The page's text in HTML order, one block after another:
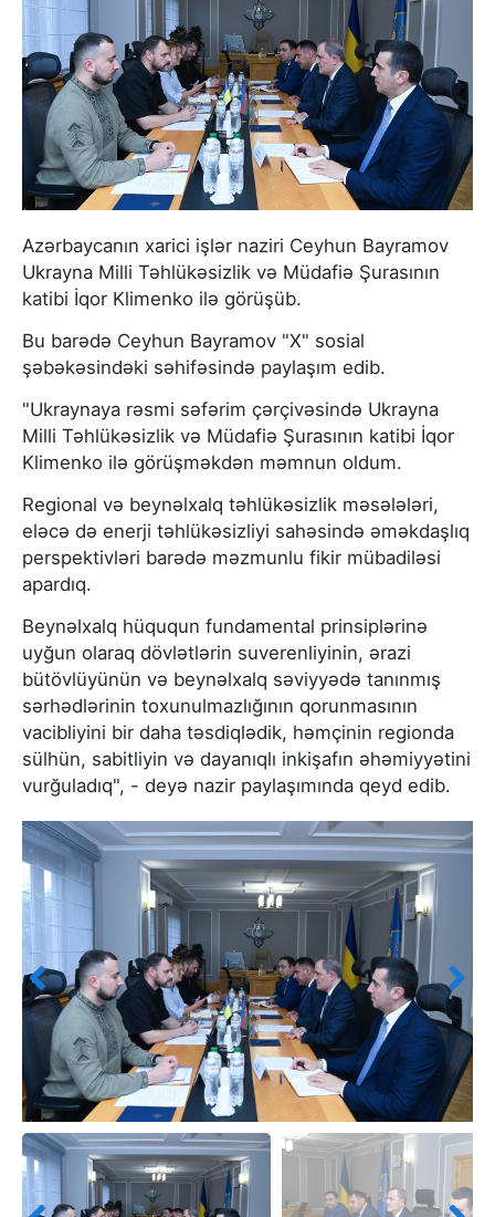
Azərbaycanın xarici işlər naziri Ceyhun Bayramov
Ukrayna Milli Təhlükəsizlik və Müdafiə Şurasının
katibi İqor Klimenko ilə görüşüb.
Bu barədə Ceyhun Bayramov "X" sosial
şəbəkəsindəki səhifəsində paylaşım edib.
"Ukraynaya rəsmi səfərim çərçivəsində Ukrayna
Milli Təhlükəsizlik və Müdafiə Şurasının katibi İqor
Klimenko ilə görüşməkdən məmnun oldum.
Regional və beynəlxalq təhlükəsizlik məsələləri,
eləcə də enerji təhlükəsizliyi sahəsində əməkdaşlıq
perspektivləri barədə məzmunlu fikir mübadiləsi
apardıq.
Beynəlxalq hüququn fundamental prinsiplərinə
uyğun olaraq dövlətlərin suverenliyinin, ərazi
bütövlüyünün və beynəlxalq səviyyədə tanınmış
sərhədlərinin toxunulmazlığının qorunmasının
vacibliyini bir daha təsdiqlədik, həmçinin regionda
sülhün, sabitliyin və dayanıqlı inkişafın əhəmiyyətini
vurğuladıq", - deyə nazir paylaşımında qeyd edib.